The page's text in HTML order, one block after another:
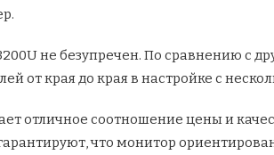
не безупречен. По сравнению с
от края до края в настройке с
отличное соотношение цены и
что монитор